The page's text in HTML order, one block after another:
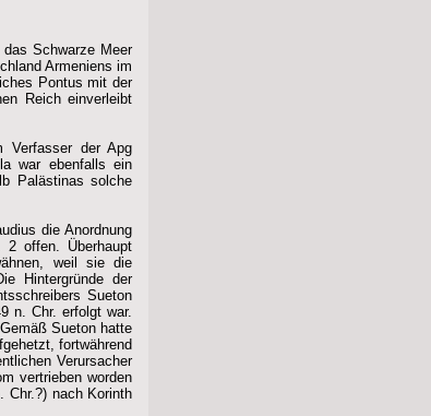
Schwarze Meer
Armeniens im
Pontus mit der
Reich einverleibt
Verfasser der Apg
war ebenfalls ein
Palästinas solche
die Anordnung
offen. Überhaupt
weil sie die
Hintergründe der
Sueton
n. Chr. erfolgt war.
Sueton hatte
fortwährend
Verursacher
vertrieben worden
Chr.?) nach Korinth